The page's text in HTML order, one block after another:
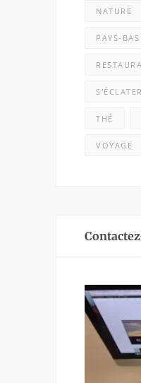
NATURE
PAYS-BAS
S'ÉCLATER
THÉ
VOYAGE